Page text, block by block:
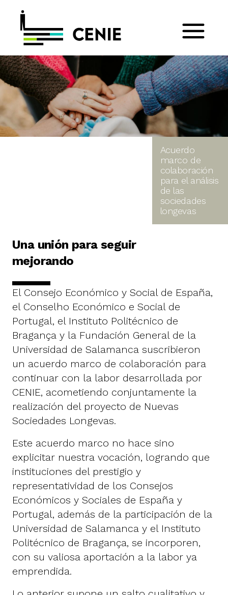
Acuerdo
marco de
colaboración
para el análisis
de las
sociedades
longevas
Una unión para seguir
mejorando
El Consejo Económico y Social de España,
el Conselho Económico e Social de
Portugal, el Instituto Politécnico de
Bragança y la Fundación General de la
Universidad de Salamanca suscribieron
un acuerdo marco de colaboración para
continuar con la labor desarrollada por
CENIE, acometiendo conjuntamente la
realización del proyecto de Nuevas
Sociedades Longevas.
Este acuerdo marco no hace sino
explicitar nuestra vocación, logrando que
instituciones del prestigio y
representatividad de los Consejos
Económicos y Sociales de España y
Portugal, además de la participación de la
Universidad de Salamanca y el Instituto
Politécnico de Bragança, se incorporen,
con su valiosa aportación a la labor ya
emprendida.